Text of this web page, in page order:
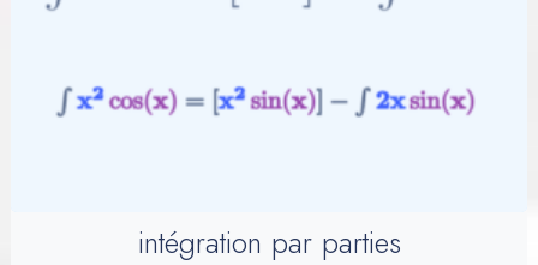
intégration par parties